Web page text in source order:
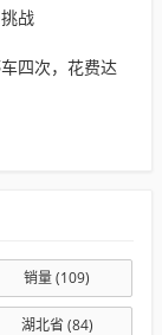
战
四次，花费达
销量(109)
湖北省 (84)